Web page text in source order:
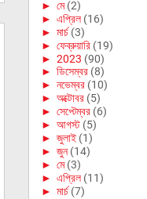
► মে (2)
► এপ্রিল (16)
► মার্চ (3)
► ফেব্রুয়ারি (19)
► 2023 (90)
► ডিসেম্বর (8)
► নভেম্বর (10)
► অক্টোবর (5)
► সেপ্টেম্বর (6)
► আগস্ট (5)
► জুলাই (1)
► জুন (14)
► মে (3)
► এপ্রিল (11)
► মার্চ (7)